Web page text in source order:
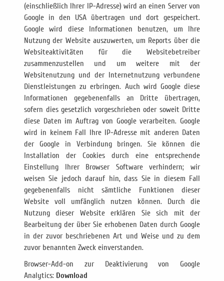
(einschließlich Ihrer IP-Adresse) wird an einen Server von
Google in den USA übertragen und dort gespeichert.
Google wird diese Informationen benutzen, um Ihre
Nutzung der Website auszuwerten, um Reports über die
Websiteaktivitäten für die Websitebetreiber
zusammenzustellen und um weitere mit der
Websitenutzung und der Internetnutzung verbundene
Dienstleistungen zu erbringen. Auch wird Google diese
Informationen gegebenenfalls an Dritte übertragen,
sofern dies gesetzlich vorgeschrieben oder soweit Dritte
diese Daten im Auftrag von Google verarbeiten. Google
wird in keinem Fall Ihre IP-Adresse mit anderen Daten
der Google in Verbindung bringen. Sie können die
Installation der Cookies durch eine entsprechende
Einstellung Ihrer Browser Software verhindern; wir
weisen Sie jedoch darauf hin, dass Sie in diesem Fall
gegebenenfalls nicht sämtliche Funktionen dieser
Website voll umfänglich nutzen können. Durch die
Nutzung dieser Website erklären Sie sich mit der
Bearbeitung der über Sie erhobenen Daten durch Google
in der zuvor beschriebenen Art und Weise und zu dem
zuvor benannten Zweck einverstanden.
Browser-Add-on zur Deaktivierung von Google
Analytics: Download